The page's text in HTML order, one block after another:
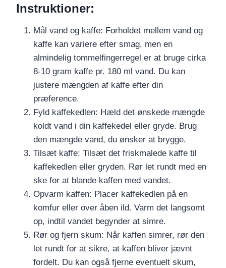
Instruktioner:
Mål vand og kaffe: Forholdet mellem vand og
kaffe kan variere efter smag, men en
almindelig tommelfingerregel er at bruge cirka
8-10 gram kaffe pr. 180 ml vand. Du kan
justere mængden af kaffe efter din
præference.
Fyld kaffekedlen: Hæld det ønskede mængde
koldt vand i din kaffekedel eller gryde. Brug
den mængde vand, du ønsker at brygge.
Tilsæt kaffe: Tilsæt det friskmalede kaffe til
kaffekedlen eller gryden. Rør let rundt med en
ske for at blande kaffen med vandet.
Opvarm kaffen: Placer kaffekedlen på en
komfur eller over åben ild. Varm det langsomt
op, indtil vandet begynder at simre.
Rør og fjern skum: Når kaffen simrer, rør den
let rundt for at sikre, at kaffen bliver jævnt
fordelt. Du kan også fjerne eventuelt skum,